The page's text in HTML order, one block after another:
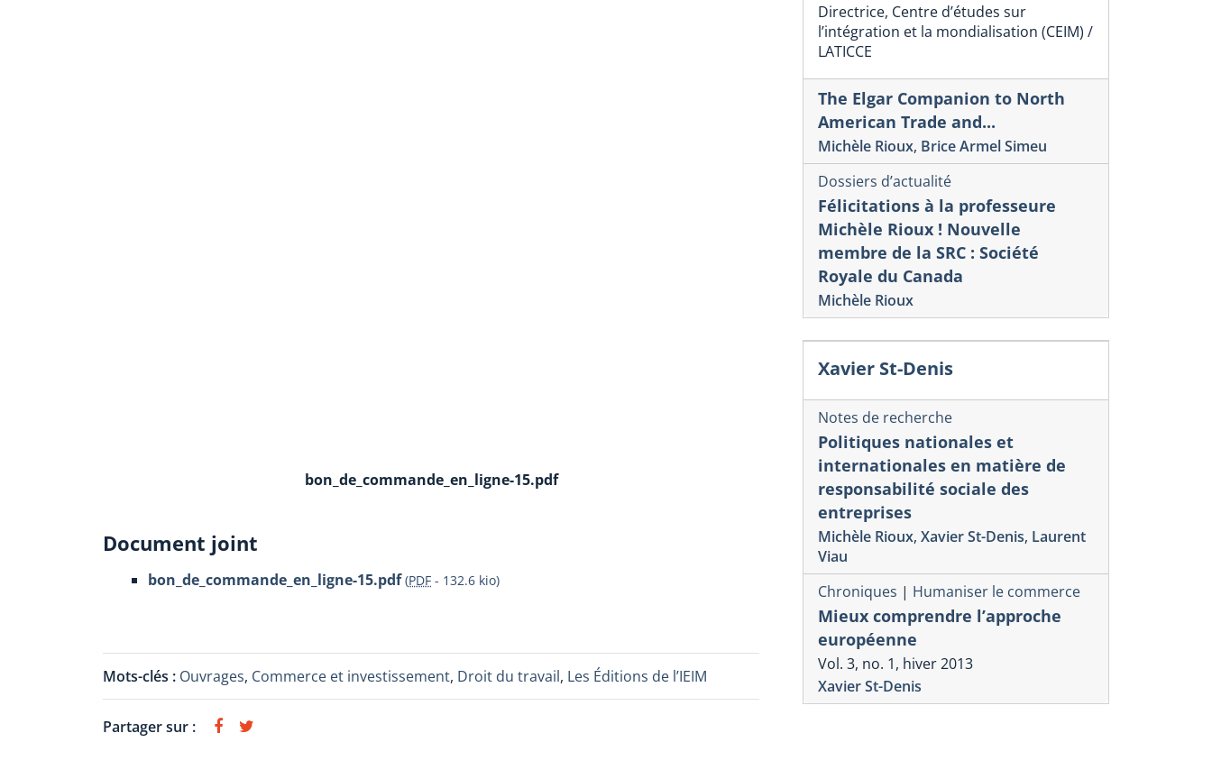
bon_de_commande_en_ligne-15.pdf
Document joint
bon_de_commande_en_ligne-15.pdf (PDF - 132.6 kio)
Mots-clés : Ouvrages, Commerce et investissement, Droit du travail, Les Éditions de l’IEIM
Partager sur :
Directrice, Centre d’études sur
l’intégration et la mondialisation (CEIM) /
LATICCE
The Elgar Companion to North
American Trade and...
Michèle Rioux, Brice Armel Simeu
Dossiers d’actualité
Félicitations à la professeure
Michèle Rioux ! Nouvelle
membre de la SRC : Société
Royale du Canada
Michèle Rioux
Xavier St-Denis
Notes de recherche
Politiques nationales et
internationales en matière de
responsabilité sociale des
entreprises
Michèle Rioux, Xavier St-Denis, Laurent
Viau
Chroniques | Humaniser le commerce
Mieux comprendre l’approche
européenne
Vol. 3, no. 1, hiver 2013
Xavier St-Denis